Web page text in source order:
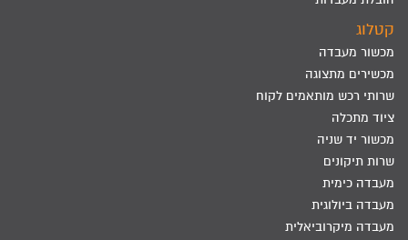
קטלוג
מכשור מעבדה
מכשירים מתצוגה
שרותי רכש מותאמים לקוח
ציוד מתכלה
מכשור יד שניה
שרות תיקונים
מעבדה כימית
מעבדה ביולוגית
מעבדה מיקרוביאלית